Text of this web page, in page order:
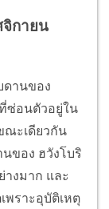
กายน
ดานของ
ซ่อนตัวอยู่ใน
ณะเดียวกัน
ของ ฮวังโบริ
างมาก และ
พราะอุบัติเหตุ